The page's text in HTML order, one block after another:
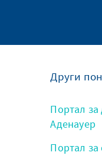
Други
Портал за
Аденауер
Портал за